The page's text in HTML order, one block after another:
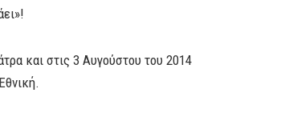
και στις 3 Αυγούστου του 2014